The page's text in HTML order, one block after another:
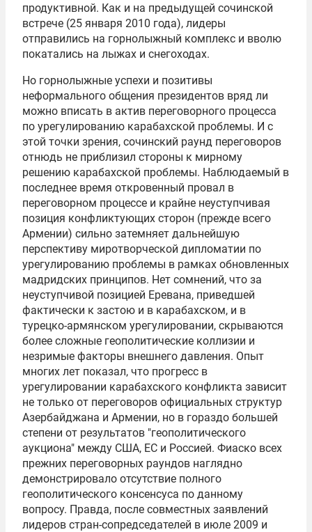
продуктивной. Как и на предыдущей сочинской
встрече (25 января 2010 года), лидеры
отправились на горнолыжный комплекс и вволю
покатались на лыжах и снегоходах.
Но горнолыжные успехи и позитивы
неформального общения президентов вряд ли
можно вписать в актив переговорного процесса
по урегулированию карабахской проблемы. И с
этой точки зрения, сочинский раунд переговоров
отнюдь не приблизил стороны к мирному
решению карабахской проблемы. Наблюдаемый в
последнее время откровенный провал в
переговорном процессе и крайне неуступчивая
позиция конфликтующих сторон (прежде всего
Армении) сильно затемняет дальнейшую
перспективу миротворческой дипломатии по
урегулированию проблемы в рамках обновленных
мадридских принципов. Нет сомнений, что за
неуступчивой позицией Еревана, приведшей
фактически к застою и в карабахском, и в
турецко-армянском урегулировании, скрываются
более сложные геополитические коллизии и
незримые факторы внешнего давления. Опыт
многих лет показал, что прогресс в
урегулировании карабахского конфликта зависит
не только от переговоров официальных структур
Азербайджана и Армении, но в гораздо большей
степени от результатов "геополитического
аукциона" между США, ЕС и Россией. Фиаско всех
прежних переговорных раундов наглядно
демонстрировало отсутствие полного
геополитического консенсуса по данному
вопросу. Правда, после совместных заявлений
лидеров стран-сопредседателей в июле 2009 и